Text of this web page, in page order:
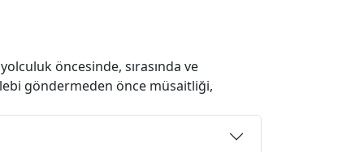
öncesinde, sırasında ve
göndermeden önce müsaitliği,